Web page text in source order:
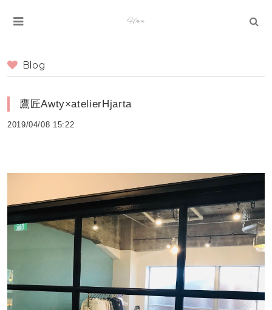
Blog
鷹匠Awty×atelierHjarta
2019/04/08 15:22